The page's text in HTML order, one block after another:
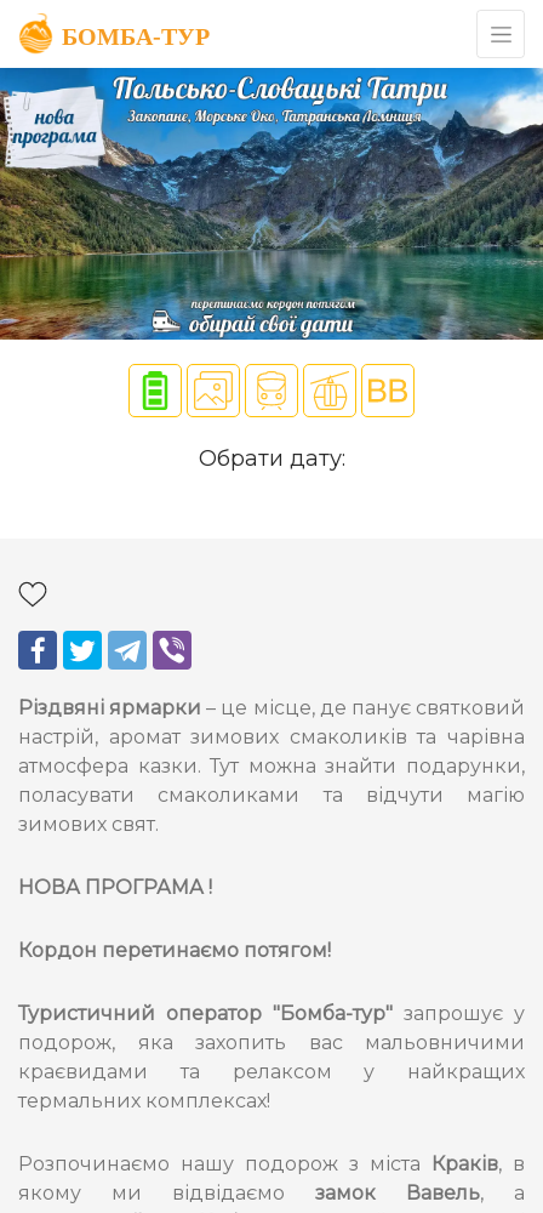
Обрати дату:
Різдвяні ярмарки– це місце, де панує святковий
настрій, аромат зимових смаколиків та чарівна
атмосфера казки. Тут можна знайти подарунки,
поласувати смаколиками та відчути магію
зимових свят.
НОВА ПРОГРАМА !
Кордон перетинаємо потягом!
Туристичний оператор "Бомба-тур" запрошує у
подорож, яка захопить вас мальовничими
краєвидами та релаксом у найкращих
термальних комплексах!
Розпочинаємо нашу подорож з міста Краків, в
якому ми відвідаємо замок Вавель, а